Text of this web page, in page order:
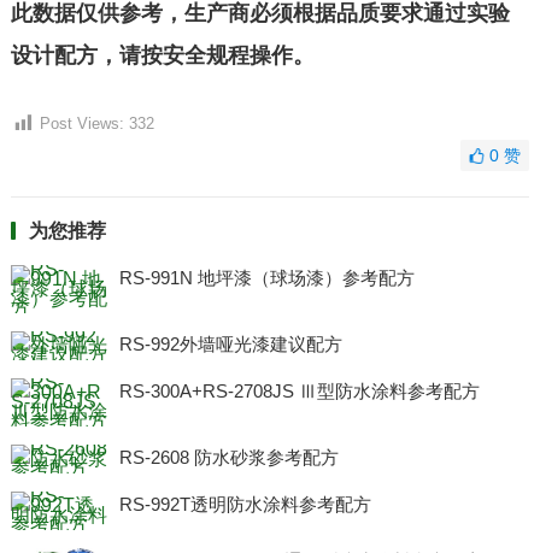
此数据仅供参考，生产商必须根据品质要求通过实验
设计配方，请按安全规程操作。
Post Views: 332
0赞
为您推荐
RS-991N 地坪漆（球场漆）参考配方
RS-992外墙哑光漆建议配方
RS-300A+RS-2708JS Ⅲ型防水涂料参考配方
RS-2608 防水砂浆参考配方
RS-992T透明防水涂料参考配方